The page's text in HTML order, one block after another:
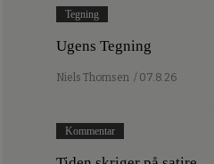
Tegning
Ugens Tegning
Niels Thomsen / 07.8.26
Kommentar